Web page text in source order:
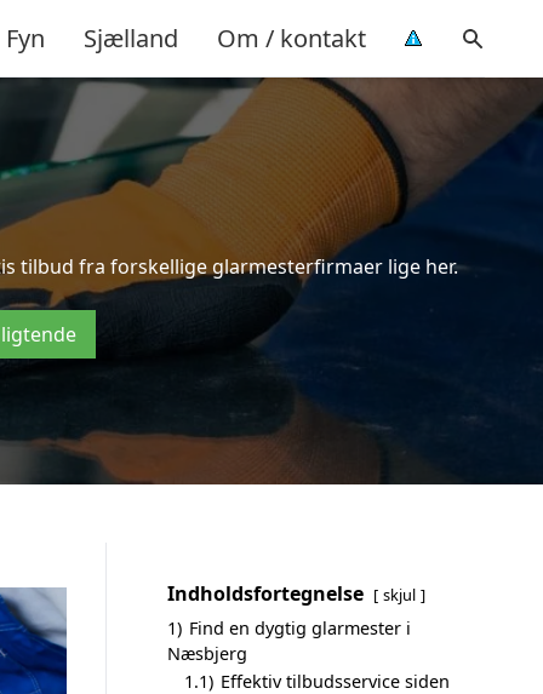
Fyn Sjælland Om / kontakt
tilbud fra forskellige glarmesterfirmaer lige her.
Indholdsfortegnelse skjul
1) Find en dygtig glarmester i
Næsbjerg
1.1) Effektiv tilbudsservice siden